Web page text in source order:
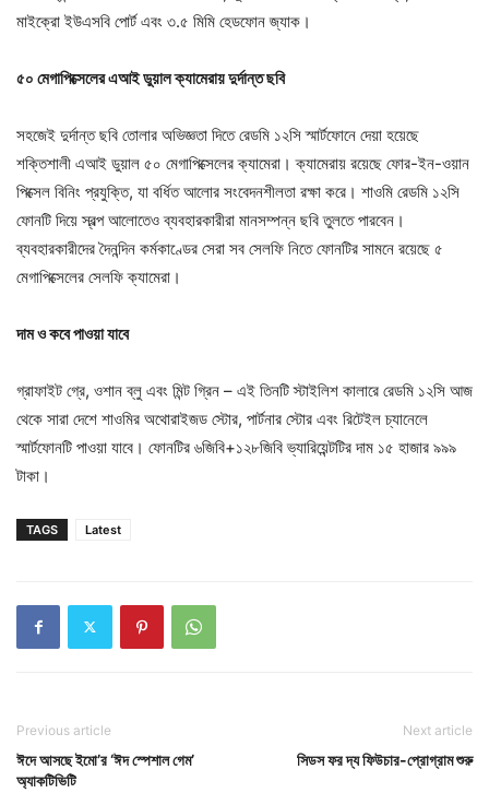
মাইক্রো ইউএসবি পোর্ট এবং ৩.৫ মিমি হেডফোন জ্যাক।
৫০ মেগাপিক্সেলের এআই ডুয়াল ক্যামেরায় দুর্দান্ত ছবি
সহজেই দুর্দান্ত ছবি তোলার অভিজ্ঞতা দিতে রেডমি ১২সি স্মার্টফোনে দেয়া হয়েছে
শক্তিশালী এআই ডুয়াল ৫০ মেগাপিক্সেলের ক্যামেরা। ক্যামেরায় রয়েছে ফোর-ইন-ওয়ান
পিক্সেল বিনিং প্রযুক্তি, যা বর্ধিত আলোর সংবেদনশীলতা রক্ষা করে। শাওমি রেডমি ১২সি
ফোনটি দিয়ে স্বল্প আলোতেও ব্যবহারকারীরা মানসম্পন্ন ছবি তুলতে পারবেন।
ব্যবহারকারীদের দৈনন্দিন কর্মকাণ্ডের সেরা সব সেলফি নিতে ফোনটির সামনে রয়েছে ৫
মেগাপিক্সেলের সেলফি ক্যামেরা।
দাম ও কবে পাওয়া যাবে
গ্রাফাইট গ্রে, ওশান ব্লু এবং মিন্ট গ্রিন – এই তিনটি স্টাইলিশ কালারে রেডমি ১২সি আজ
থেকে সারা দেশে শাওমির অথোরাইজড স্টোর, পার্টনার স্টোর এবং রিটেইল চ্যানেলে
স্মার্টফোনটি পাওয়া যাবে। ফোনটির ৬জিবি+১২৮জিবি ভ্যারিয়েন্টটির দাম ১৫ হাজার ৯৯৯
টাকা।
TAGS Latest
Previous article
ঈদে আসছে ইমো’র ‘ঈদ স্পেশাল গেম’
অ্যাকটিভিটি
Next article
সিডস ফর দ্য ফিউচার-প্রোগ্রাম শুরু